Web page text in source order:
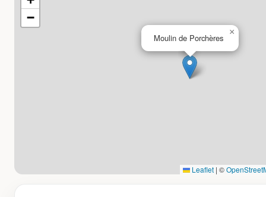
Moulin de Porchères
×
−
Leaflet | ©